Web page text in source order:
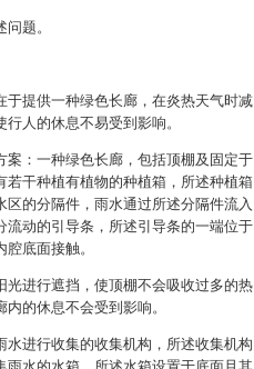
题。
提供一种绿色长廊，在炎热天气时减
人的休息不易受到影响。
：一种绿色长廊，包括顶棚及固定于
干种植有植物的种植箱，所述种植箱
的分隔件，雨水通过所述分隔件流入
动的引导条，所述引导条的一端位于
底面接触。
进行遮挡，使顶棚不会吸收过多的热
的休息不会受到影响。
进行收集的收集机构，所述收集机构